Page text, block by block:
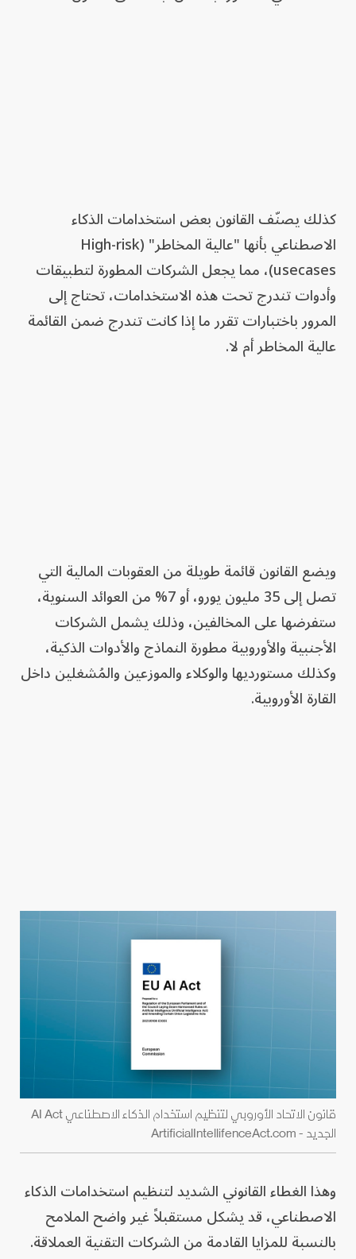
كذلك يصنّف القانون بعض استخدامات الذكاء
الاصطناعي بأنها "عالية المخاطر" (High-risk
usecases)، مما يجعل الشركات المطورة لتطبيقات
وأدوات تندرج تحت هذه الاستخدامات، تحتاج إلى
المرور باختبارات تقرر ما إذا كانت تندرج ضمن القائمة
عالية المخاطر أم لا.
ويضع القانون قائمة طويلة من العقوبات المالية التي
تصل إلى 35 مليون يورو، أو 7% من العوائد السنوية،
ستفرضها على المخالفين، وذلك يشمل الشركات
الأجنبية والأوروبية مطورة النماذج والأدوات الذكية،
وكذلك مستورديها والوكلاء والموزعين والمُشغلين داخل
القارة الأوروبية.
قانون الاتحاد الأوروبي لتنظيم استخدام الذكاء الاصطناعي AI Act
الجديد - ArtificialIntellifenceAct.com
وهذا الغطاء القانوني الشديد لتنظيم استخدامات الذكاء
الاصطناعي، قد يشكل مستقبلاً غير واضح الملامح
بالنسبة للمزايا القادمة من الشركات التقنية العملاقة.